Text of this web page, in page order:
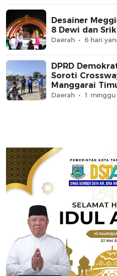
Desainer
8 Dewi dan
Daerah 6 hari
DPRD
Soroti
Manggarai
Daerah 1